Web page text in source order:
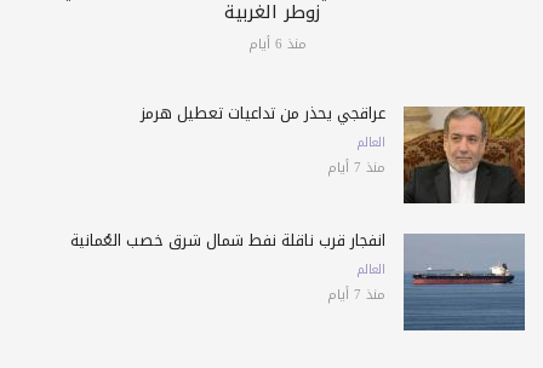
زوطر الغربية
منذ 6 أيام
عراقجي يحذّر من تداعيات تعطيل هرمز
العالم
منذ 7 أيام
انفجار قرب ناقلة نفط شمال شرق خصب العُمانية
العالم
منذ 7 أيام